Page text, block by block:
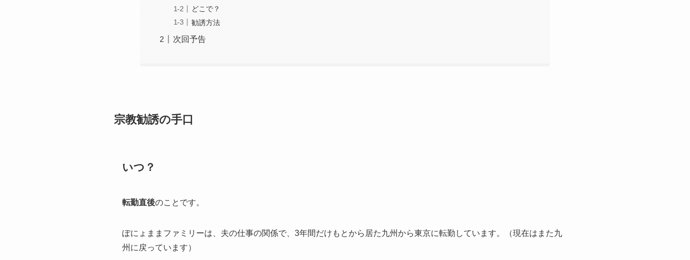
どこで？
勧誘方法
次回予告
宗教勧誘の手口
いつ？
転勤直後のことです。
ぽにょままファミリーは、夫の仕事の関係で、3年間だけもとから居た九州から東京に転勤しています。（現在はまた九
州に戻っています）